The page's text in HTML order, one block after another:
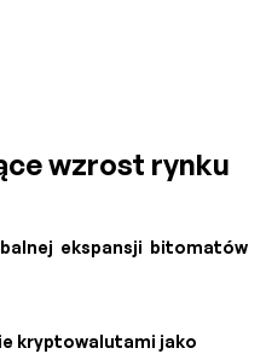
wzrost rynku
ekspansji bitomatów
kryptowalutami jako